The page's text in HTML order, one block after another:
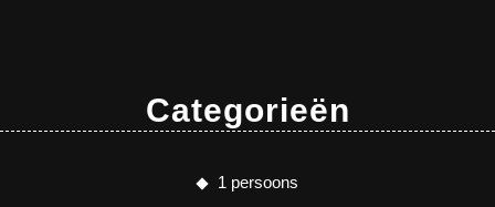
Categorieën
1 persoons